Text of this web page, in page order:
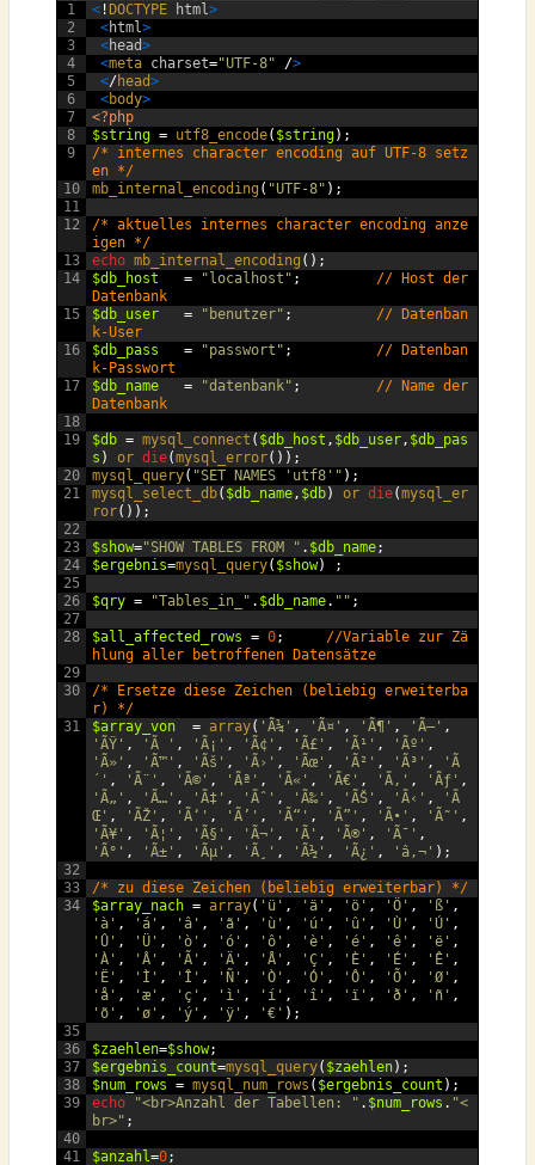
8/ISO
1
2
3
4
5
6
7
8
9
10
11
12
13
14
15
16
17
18
19
20
21
22
23
24
25
26
27
28
29
30
31
32
33
34
35
36
37
38
39
40
41
<! DOCTYPE html>
<html>
<head>
<meta charset="UTF-8" />
</head>
<body>
<?php
$string = utf8_encode( $string);
/* internes character encoding auf UTF-8 setz
en */
mb_internal_encoding ( "UTF-8" );
/* aktuelles internes character encoding anze
igen */
echo mb_internal_encoding ();
$db_host
= "localhost" ;
// Host der
Datenbank
$db_user
= "benutzer" ;
// Datenban
k-User
$db_pass
= "passwort" ;
// Datenban
k-Passwort
$db_name
= "datenbank" ;
// Name der
Datenbank
$db = mysql_connect ( $db_host , $db_user, $db_pas
s ) or die(mysql_error());
mysql_query( "SET NAMES 'utf8'" );
mysql_select_db( $db_name, $db) or die(mysql_er
ror());
$show="SHOW TABLES FROM " . $db_name;
$ergebnis=mysql_query( $show) ;
$qry = "Tables_in_" . $db_name. "" ;
$all_affected_rows = 0;
//Variable zur Zä
hlung aller betroffenen Datensätze
/* Ersetze diese Zeichen (beliebig erweiterba
r) */
$array_von
= array( 'Ã¼' , 'Ã¤' , 'Ã¶' , 'Ã–' ,
'ÃŸ' , 'Ã ' , 'Ã¡' , 'Ã¢' , 'Ã£' , 'Ã¹' , 'Ãº' ,
'Ã»' , 'Ã™' , 'Ãš' , 'Ã›' , 'Ãœ' , 'Ã²' , 'Ã³' ,
'Ã
´' , 'Ã¨' , 'Ã©' , 'Ãª' , 'Ã«' , 'Ã€' , 'Ã‚' , 'Ãƒ' ,
'Ã„' , 'Ã…' , 'Ã‡' , 'Ãˆ' , 'Ã‰' , 'ÃŠ' , 'Ã‹' ,
'Ã
Œ' , 'ÃŽ' , 'Ã‘' , 'Ã’' , 'Ã“' , 'Ã”' , 'Ã•' , 'Ã˜' ,
'Ã¥' , 'Ã¦' , 'Ã§' , 'Ã¬' , 'Ã­' , 'Ã®' , 'Ã¯' ,
'Ã°' , 'Ã±' , 'Ãµ' , 'Ã¸' , 'Ã½' , 'Ã¿' , 'â‚¬' );
/* zu diese Zeichen (beliebig erweiterbar) */
$array_nach = array( 'ü' , 'ä' , 'ö' , 'Ö' , 'ß' ,
'à' , 'á' , 'â' , 'ã' , 'ù' , 'ú' , 'û' , 'Ù' , 'Ú' ,
'Û' , 'Ü' , 'ò' , 'ó' , 'ô' , 'è' , 'é' , 'ê' , 'ë' ,
'À' , 'Â' , 'Ã' , 'Ä' , 'Å' , 'Ç' , 'È' , 'É' , 'Ê' ,
'Ë' , 'Ì' , 'Î' , 'Ñ' , 'Ò' , 'Ó' , 'Ô' , 'Õ' , 'Ø' ,
'å' , 'æ' , 'ç' , 'ì' , 'í' , 'î' , 'ï' , 'ð' , 'ñ' ,
'õ' , 'ø' , 'ý' , 'ÿ' , '€' );
$zaehlen=$show;
$ergebnis_count=mysql_query( $zaehlen);
$num_rows = mysql_num_rows ( $ergebnis_count );
echo
"<br>Anzahl der Tabellen: " . $num_rows . "<
br>" ;
$anzahl=0;